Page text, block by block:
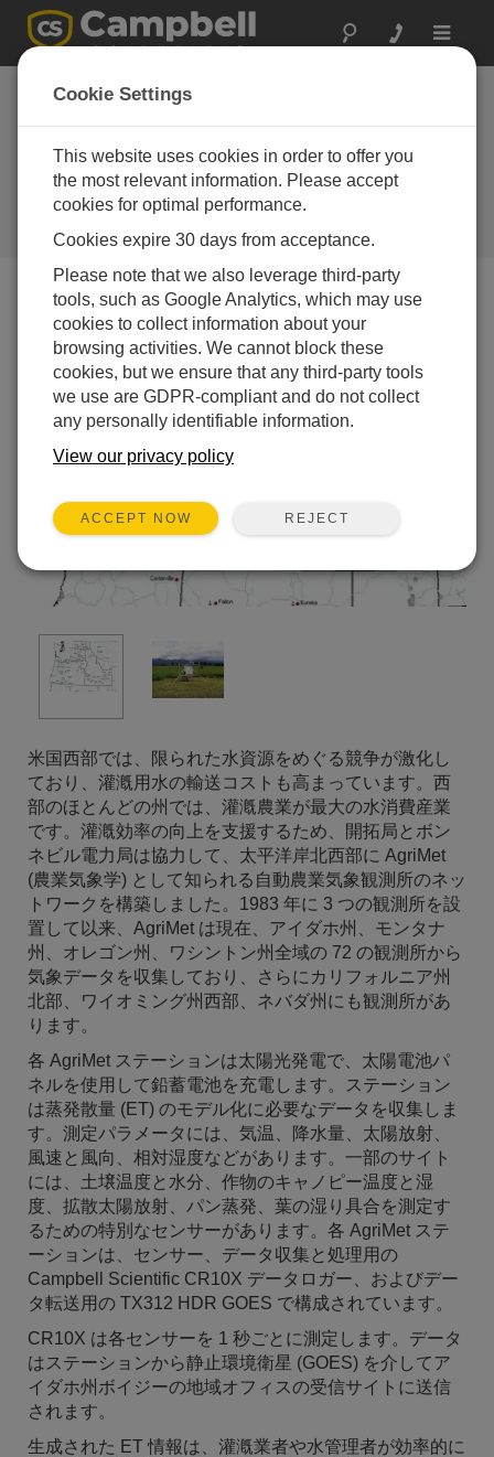
Toggle
太平洋北西部:
AgriMet ネットワー
ク
ネットワーク化された農業気象観
測所の中心となるCampbellのデー
タロガー
米国西部では、限られた水資源をめぐる競争が激化し
ており、灌漑用水の輸送コストも高まっています。西
部のほとんどの州では、灌漑農業が最大の水消費産業
です。灌漑効率の向上を支援するため、開拓局とボン
ネビル電力局は協力して、太平洋岸北西部に AgriMet
(農業気象学) として知られる自動農業気象観測所のネッ
トワークを構築しました。1983 年に 3 つの観測所を設
置して以来、AgriMet は現在、アイダホ州、モンタナ
州、オレゴン州、ワシントン州全域の 72 の観測所から
気象データを収集しており、さらにカリフォルニア州
北部、ワイオミング州西部、ネバダ州にも観測所があ
ります。
各 AgriMet ステーションは太陽光発電で、太陽電池パ
ネルを使用して鉛蓄電池を充電します。ステーション
は蒸発散量 (ET) のモデル化に必要なデータを収集しま
す。測定パラメータには、気温、降水量、太陽放射、
風速と風向、相対湿度などがあります。一部のサイト
には、土壌温度と水分、作物のキャノピー温度と湿
度、拡散太陽放射、パン蒸発、葉の湿り具合を測定す
るための特別なセンサーがあります。各 AgriMet ステ
ーションは、センサー、データ収集と処理用の
Campbell Scientific CR10X データロガー、およびデー
タ転送用の TX312 HDR GOES で構成されています。
CR10X は各センサーを 1 秒ごとに測定します。データ
はステーションから静止環境衛星 (GOES) を介してア
イダホ州ボイジーの地域オフィスの受信サイトに送信
されます。
生成された ET 情報は、灌漑業者や水管理者が効率的に
Cookie Settings
This website uses cookies in order to offer you
the most relevant information. Please accept
cookies for optimal performance.
Cookies expire 30 days from acceptance.
Please note that we also leverage third-party
tools, such as Google Analytics, which may use
cookies to collect information about your
browsing activities. We cannot block these
cookies, but we ensure that any third-party tools
we use are GDPR-compliant and do not collect
any personally identifiable information.
View our privacy policy
ACCEPT NOW REJECT